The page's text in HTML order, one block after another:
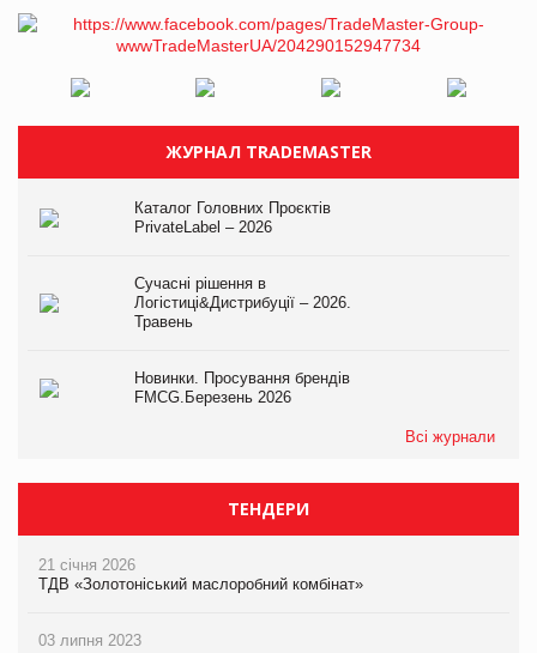
ЖУРНАЛ TRADEMASTER
Каталог Головних Проєктів
PrivateLabel – 2026
Сучасні рішення в
Логістиці&Дистрибуції – 2026.
Травень
Новинки. Просування брендів
FMCG.Березень 2026
Всі журнали
ТЕНДЕРИ
21 січня 2026
ТДВ «Золотоніський маслоробний комбінат»
03 липня 2023